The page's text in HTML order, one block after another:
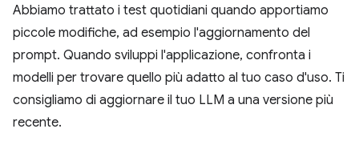
Abbiamo trattato i test quotidiani quando apportiamo
piccole modifiche, ad esempio l'aggiornamento del
prompt. Quando sviluppi l'applicazione, confronta i
modelli per trovare quello più adatto al tuo caso d'uso. Ti
consigliamo di aggiornare il tuo LLM a una versione più
recente.